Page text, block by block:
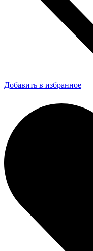
Добавить в избранное